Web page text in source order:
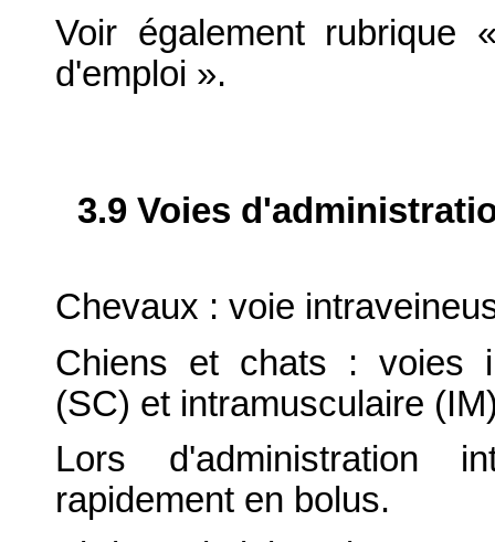
Voir également rubrique
d'emploi ».
3.9 Voies
Chevaux : voie
Chiens et chats : voies
(SC) et intramusculaire
Lors d'administration
rapidement en bolus.